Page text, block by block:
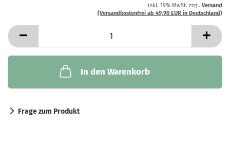
inkl. 19% MwSt. zzgl. Versand
(Versandkostenfrei ab 49,90 EUR in Deutschland)
In den Warenkorb
Frage zum Produkt